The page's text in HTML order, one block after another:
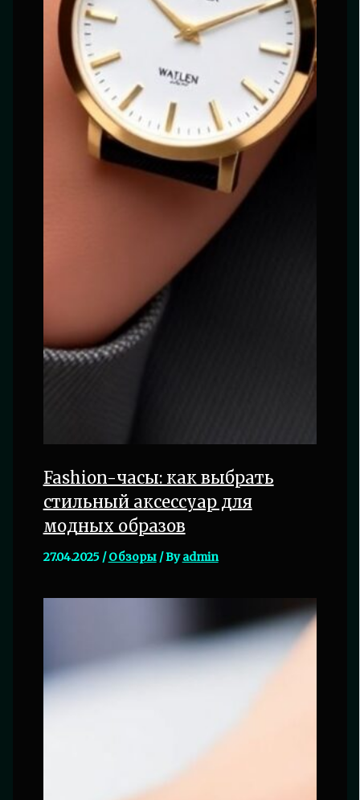
Fashion-часы: как выбрать
стильный аксессуар для
модных образов
27.04.2025 /Обзоры/ Byadmin